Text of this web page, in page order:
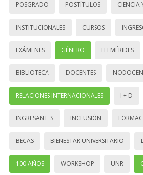
POSGRADO POSTÍTULOS CIENCIA
INSTITUCIONALES CURSOS
EXÁMENES GÉNERO EFEMÉRIDES
BIBLIOTECA DOCENTES
RELACIONES INTERNACIONALES I + D
INGRESANTES INCLUSIÓN
BECAS BIENESTAR UNIVERSITARIO
100 AÑOS WORKSHOP UNR